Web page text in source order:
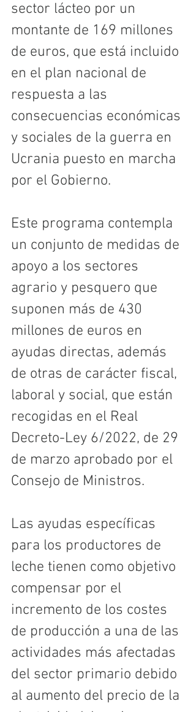
sector lácteo por un
montante de 169 millones
de euros, que está incluido
en el plan nacional de
respuesta a las
consecuencias económicas
y sociales de la guerra en
Ucrania puesto en marcha
por el Gobierno.
Este programa contempla
un conjunto de medidas de
apoyo a los sectores
agrario y pesquero que
suponen más de 430
millones de euros en
ayudas directas, además
de otras de carácter fiscal,
laboral y social, que están
recogidas en el Real
Decreto-Ley 6/2022, de 29
de marzo aprobado por el
Consejo de Ministros.
Las ayudas específicas
para los productores de
leche tienen como objetivo
compensar por el
incremento de los costes
de producción a una de las
actividades más afectadas
del sector primario debido
al aumento del precio de la